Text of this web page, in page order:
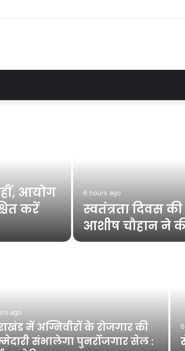
ने की समीक्षा बैठक
आयोग
करें
6 hours ago
स्वतंत्रता दिवस
आशीष चौहान ने
ago
में अग्निवीरों के रोजगार की
संभालेगा पुनर्रोजगार सेल :